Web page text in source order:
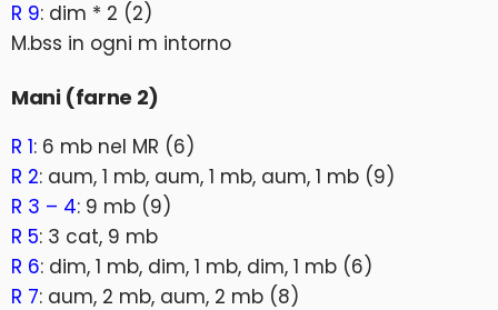
R 9: dim * 2 (2)
M.bss in ogni m intorno
Mani (farne 2)
R 1: 6 mb nel MR (6)
R 2: aum, 1 mb, aum, 1 mb, aum, 1 mb (9)
R 3 – 4: 9 mb (9)
R 5: 3 cat, 9 mb
R 6: dim, 1 mb, dim, 1 mb, dim, 1 mb (6)
R 7: aum, 2 mb, aum, 2 mb (8)